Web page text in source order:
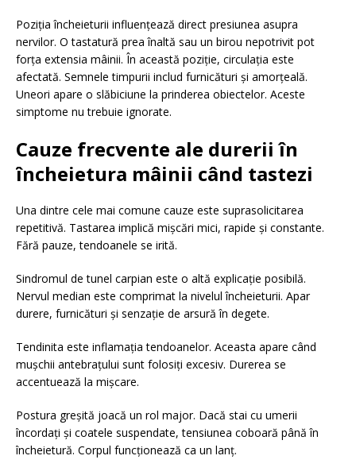
Poziția încheieturii influențează direct presiunea asupra
nervilor. O tastatură prea înaltă sau un birou nepotrivit pot
forța extensia mâinii. În această poziție, circulația este
afectată. Semnele timpurii includ furnicături și amorțeală.
Uneori apare o slăbiciune la prinderea obiectelor. Aceste
simptome nu trebuie ignorate.
Cauze frecvente ale durerii în
încheietura mâinii când tastezi
Una dintre cele mai comune cauze este suprasolicitarea
repetitivă. Tastarea implică mișcări mici, rapide și constante.
Fără pauze, tendoanele se irită.
Sindromul de tunel carpian este o altă explicație posibilă.
Nervul median este comprimat la nivelul încheieturii. Apar
durere, furnicături și senzație de arsură în degete.
Tendinita este inflamația tendoanelor. Aceasta apare când
mușchii antebrațului sunt folosiți excesiv. Durerea se
accentuează la mișcare.
Postura greșită joacă un rol major. Dacă stai cu umerii
încordați și coatele suspendate, tensiunea coboară până în
încheietură. Corpul funcționează ca un lanț.